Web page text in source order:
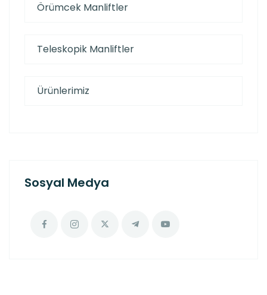
Örümcek Manliftler
Teleskopik Manliftler
Ürünlerimiz
Sosyal Medya